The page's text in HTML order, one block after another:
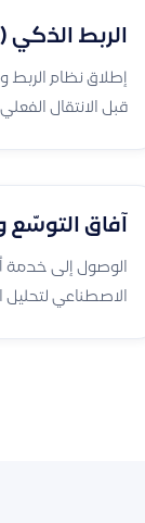
الربط الذكي
قبل الانتقال
آفاق التوسّع
الاصطناعي لتحليل